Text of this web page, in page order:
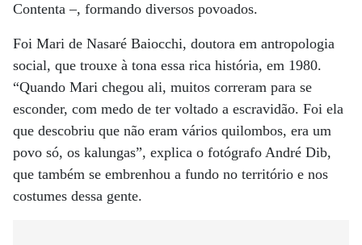
Contenta –, formando diversos povoados.
Foi Mari de Nasaré Baiocchi, doutora em antropologia
social, que trouxe à tona essa rica história, em 1980.
“Quando Mari chegou ali, muitos correram para se
esconder, com medo de ter voltado a escravidão. Foi ela
que descobriu que não eram vários quilombos, era um
povo só, os kalungas”, explica o fotógrafo André Dib,
que também se embrenhou a fundo no território e nos
costumes dessa gente.